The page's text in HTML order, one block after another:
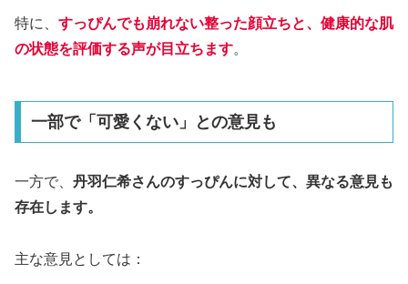
特に、 すっぴんでも崩れない整った顔立ちと、健康的な肌
の状態を評価する声が目立ちます。
一部で「可愛くない」との意見も
一方で、 丹羽仁希さんのすっぴんに対して、異なる意見も
存在します。
主な意見としては：